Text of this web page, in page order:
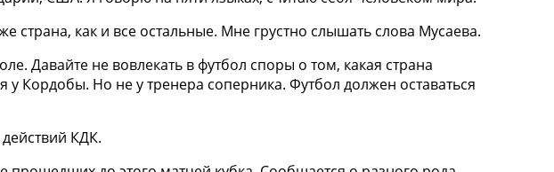
страна, как и все остальные. Мне грустно слышать слова Мусаева.
Давайте не вовлекать в футбол споры о том, какая страна
Кордобы. Но не у тренера соперника. Футбол должен оставаться
КДК.